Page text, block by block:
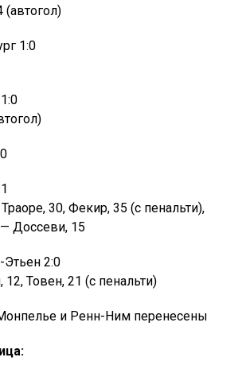
1:0
30, Фекир, 35 (с пенальти),
Доссеви, 15
Этьен 2:0
12, Товен, 21 (с пенальти)
и Ренн-Ним перенесены